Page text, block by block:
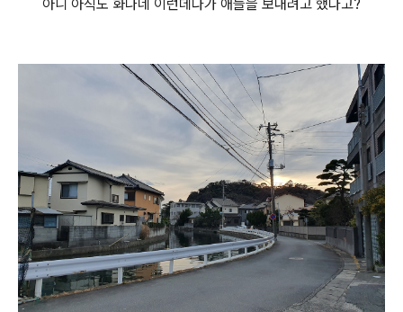
아니 아직도 화나네 이런데다가 애들을 보내려고 했다고?